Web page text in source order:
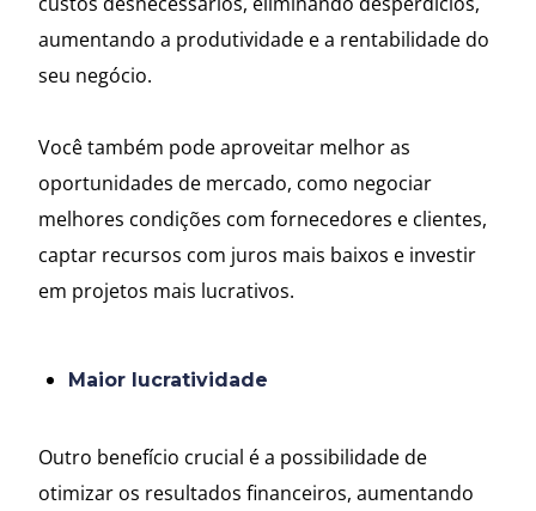
aumentando a produtividade e a rentabilidade do
seu negócio.
Você também pode aproveitar melhor as
oportunidades de mercado, como negociar
melhores condições com fornecedores e clientes,
captar recursos com juros mais baixos e investir
em projetos mais lucrativos.
Maior lucratividade
Outro benefício crucial é a possibilidade de
otimizar os resultados financeiros, aumentando